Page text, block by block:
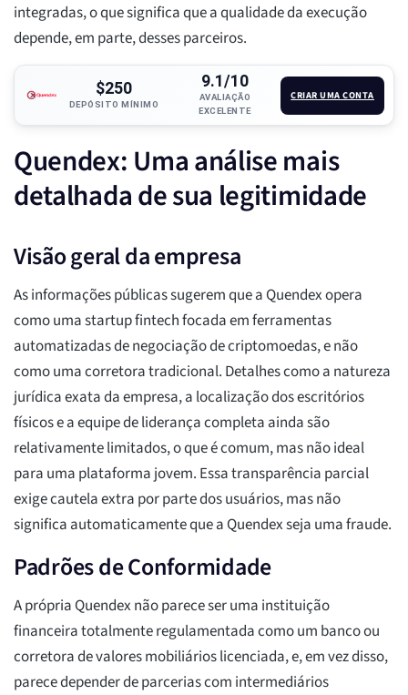
integradas, o que significa que a qualidade da execução
depende, em parte, desses parceiros.
$250
DEPÓSITO MÍNIMO
9.1/10
AVALIAÇÃO
EXCELENTE
CRIAR UMA CONTA
Quendex: Uma análise mais
detalhada de sua legitimidade
Visão geral da empresa
As informações públicas sugerem que a Quendex opera
como uma startup fintech focada em ferramentas
automatizadas de negociação de criptomoedas, e não
como uma corretora tradicional. Detalhes como a natureza
jurídica exata da empresa, a localização dos escritórios
físicos e a equipe de liderança completa ainda são
relativamente limitados, o que é comum, mas não ideal
para uma plataforma jovem. Essa transparência parcial
exige cautela extra por parte dos usuários, mas não
significa automaticamente que a Quendex seja uma fraude.
Padrões de Conformidade
A própria Quendex não parece ser uma instituição
financeira totalmente regulamentada como um banco ou
corretora de valores mobiliários licenciada, e, em vez disso,
parece depender de parcerias com intermediários